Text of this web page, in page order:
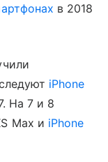
в 2018
iPhone
На 7 и 8
Max и iPhone